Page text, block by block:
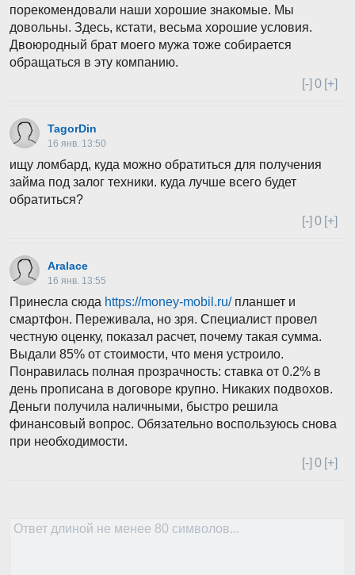
порекомендовали наши хорошие знакомые. Мы
довольны. Здесь, кстати, весьма хорошие условия.
Двоюродный брат моего мужа тоже собирается
обращаться в эту компанию.
[-] 0 [+]
TagorDin
16 янв. 13:50
ищу ломбард, куда можно обратиться для получения
займа под залог техники. куда лучше всего будет
обратиться?
[-] 0 [+]
Aralace
16 янв. 13:55
Принесла сюда https://money-mobil.ru/планшет и
смартфон. Переживала, но зря. Специалист провел
честную оценку, показал расчет, почему такая сумма.
Выдали 85% от стоимости, что меня устроило.
Понравилась полная прозрачность: ставка от 0.2% в
день прописана в договоре крупно. Никаких подвохов.
Деньги получила наличными, быстро решила
финансовый вопрос. Обязательно воспользуюсь снова
при необходимости.
[-] 0 [+]